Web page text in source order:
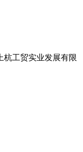
上杭工贸实业发展有限